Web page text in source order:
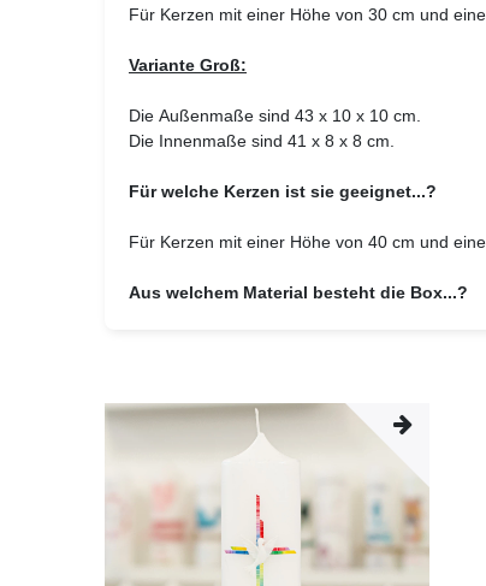
Für Kerzen mit einer Höhe von 30 cm und
Variante Groß:
Die Außenmaße sind 43 x 10 x 10 cm.
Die Innenmaße sind 41 x 8 x 8 cm.
Für welche Kerzen ist sie geeignet...?
Für Kerzen mit einer Höhe von 40 cm und
Aus welchem Material besteht die Box...?